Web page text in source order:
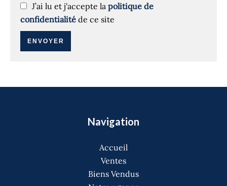
J’ai lu et j'accepte la politique de
confidentialité de ce site
ENVOYER
Navigation
Accueil
Ventes
Biens Vendus